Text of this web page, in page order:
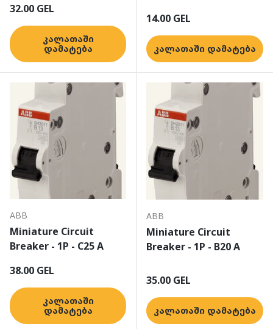
ჩვეულებრივი ფასი
32.00 GEL
კალათაში
დამატება
ჩვეულებრივი ფასი
14.00 GEL
კალათაში დამატება
ABB
Miniature Circuit
Breaker - 1P - C25 A
ჩვეულებრივი ფასი
38.00 GEL
კალათაში
დამატება
ABB
Miniature Circuit
Breaker - 1P - B20 A
ჩვეულებრივი ფასი
35.00 GEL
კალათაში დამატება